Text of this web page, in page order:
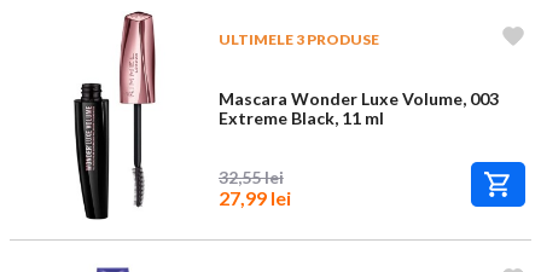
ULTIMELE 3 PRODUSE
Mascara Wonder Luxe Volume, 003
Extreme Black, 11 ml
32,55 lei
27,99 lei